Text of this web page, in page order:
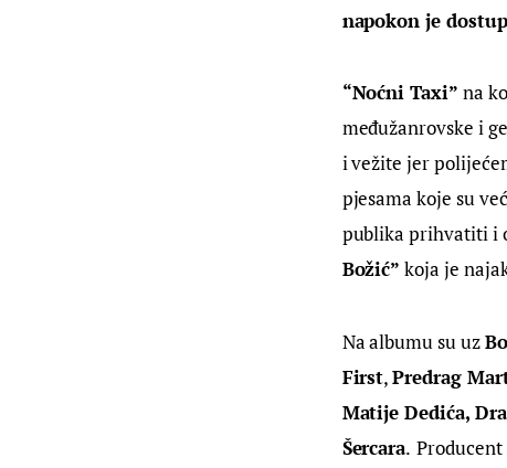
napokon je
“Noćni Taxi” na
međužanrovske i
i vežite jer
pjesama koje su
publika prihvatiti i
Božić” koja je
Na albumu su uz
First, Predrag
Matije Dedića,
Šercara.